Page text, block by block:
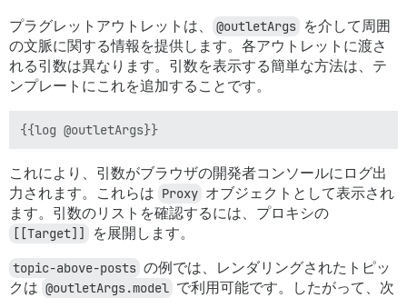
プラグレットアウトレットは、 @outletArgs を介して周囲
の文脈に関する情報を提供します。各アウトレットに渡さ
れる引数は異なります。引数を表示する簡単な方法は、テ
ンプレートにこれを追加することです。
これにより、引数がブラウザの開発者コンソールにログ出
力されます。これらは Proxy オブジェクトとして表示され
ます。引数のリストを確認するには、プロキシの
[[Target]] を展開します。
topic-above-posts の例では、レンダリングされたトピッ
クは @outletArgs.model で利用可能です。したがって、次